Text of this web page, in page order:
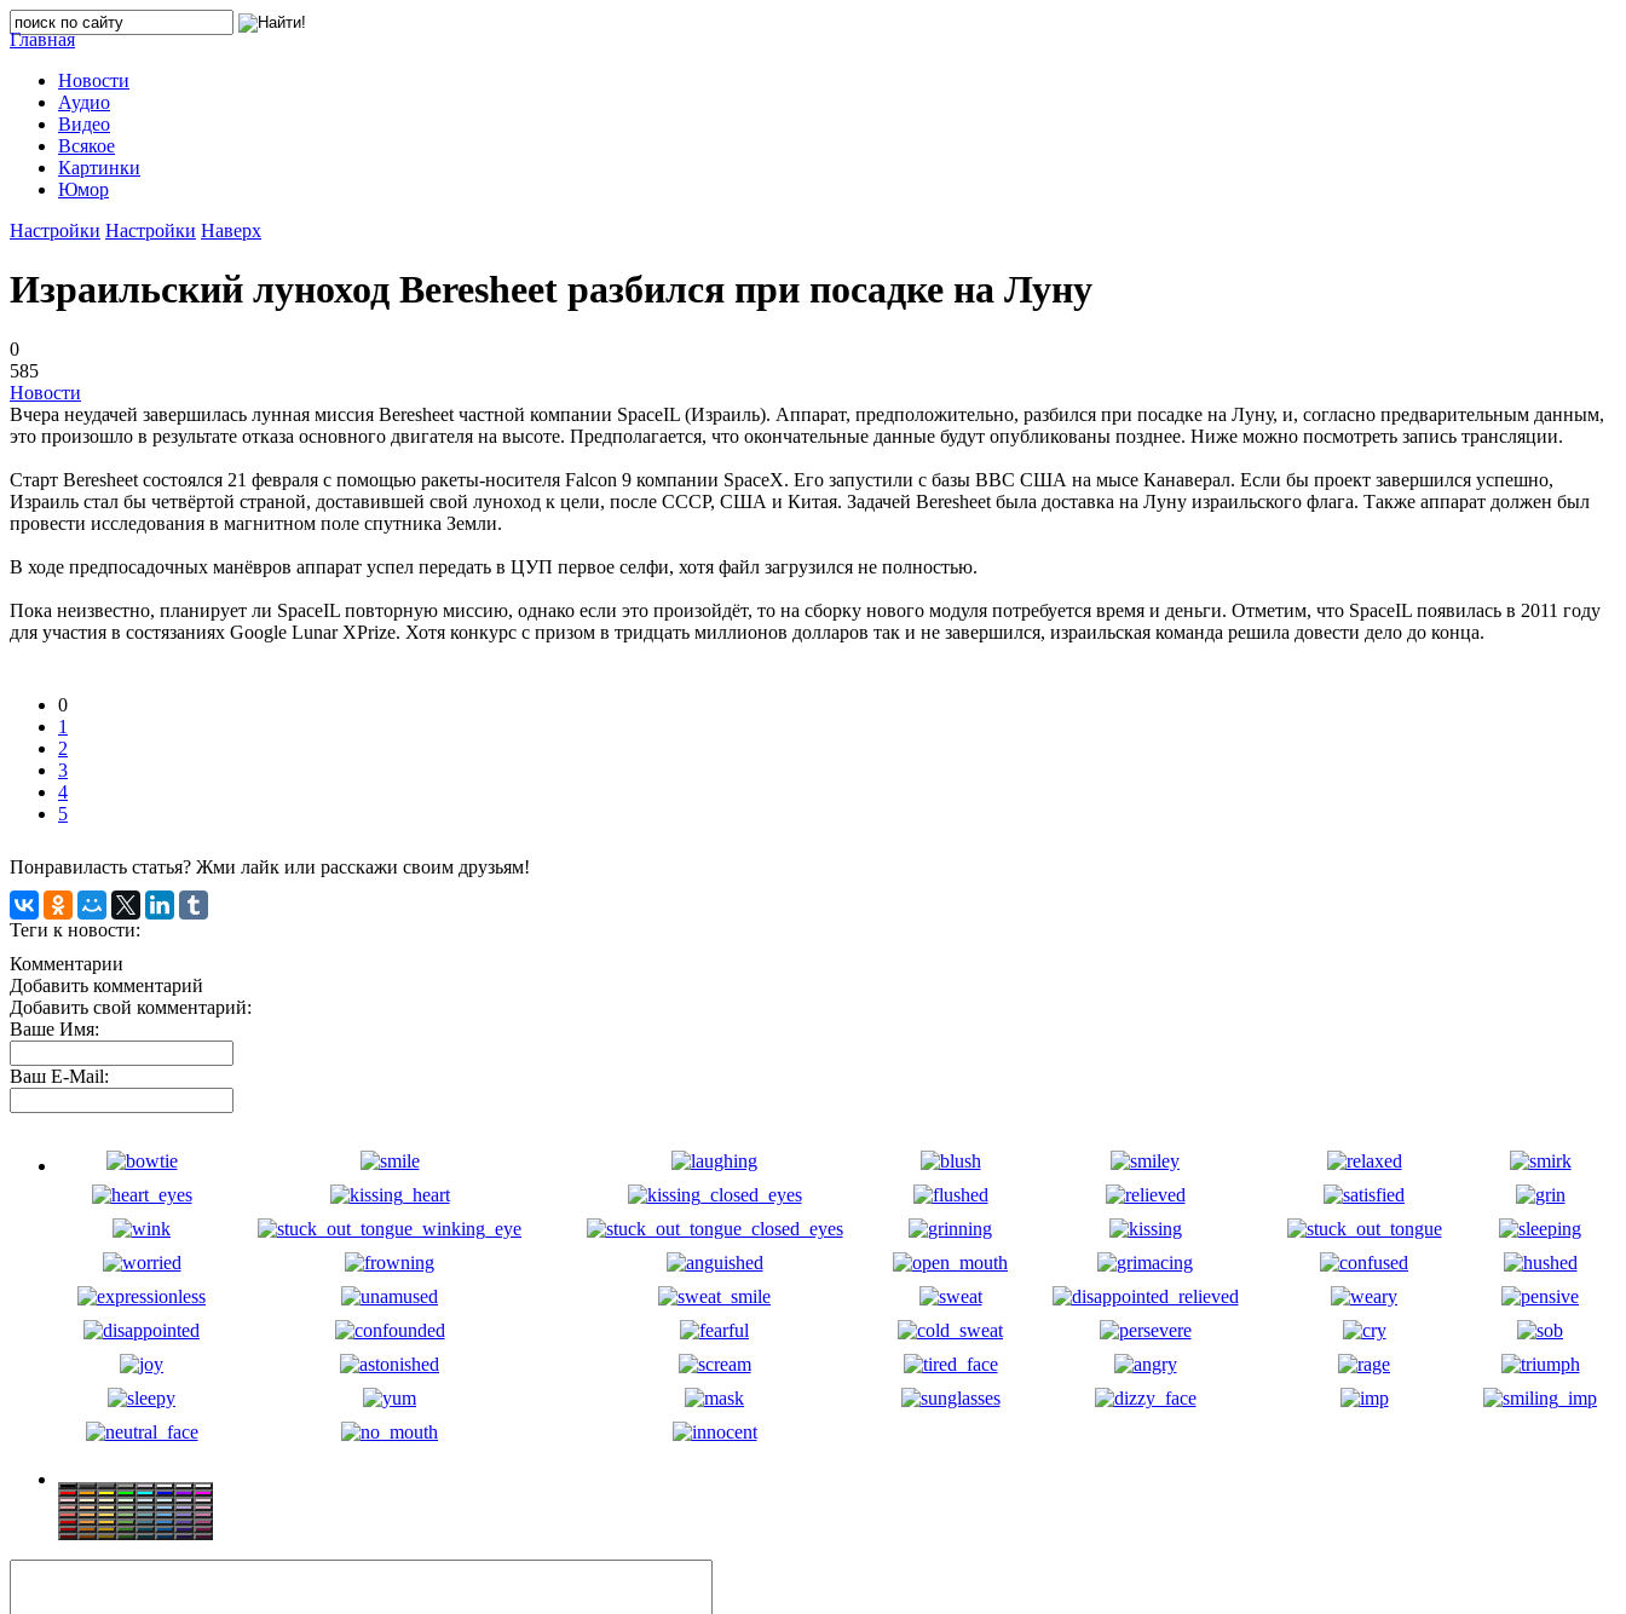
Главная
Новости
Аудио
Видео
Всякое
Картинки
Юмор
Настройки Настройки Наверх
Израильский луноход Beresheet разбился при посадке на Луну
0
585
Новости
Вчера неудачей завершилась лунная миссия Beresheet частной компании SpaceIL (Израиль). Аппарат, предположительно, разбился при посадке на Луну, и, согласно предварительным данным,
это произошло в результате отказа основного двигателя на высоте. Предполагается, что окончательные данные будут опубликованы позднее. Ниже можно посмотреть запись трансляции.
Старт Beresheet состоялся 21 февраля с помощью ракеты-носителя Falcon 9 компании SpaceX. Его запустили с базы ВВС США на мысе Канаверал. Если бы проект завершился успешно,
Израиль стал бы четвёртой страной, доставившей свой луноход к цели, после СССР, США и Китая. Задачей Beresheet была доставка на Луну израильского флага. Также аппарат должен был
провести исследования в магнитном поле спутника Земли.
В ходе предпосадочных манёвров аппарат успел передать в ЦУП первое селфи, хотя файл загрузился не полностью.
Пока неизвестно, планирует ли SpaceIL повторную миссию, однако если это произойдёт, то на сборку нового модуля потребуется время и деньги. Отметим, что SpaceIL появилась в 2011 году
для участия в состязаниях Google Lunar XPrize. Хотя конкурс с призом в тридцать миллионов долларов так и не завершился, израильская команда решила довести дело до конца.
0
1
2
3
4
5
Понравиласть статья? Жми лайк или расскажи своим друзьям!
Теги к новости:
Комментарии
Добавить комментарий
Добавить свой комментарий:
Ваше Имя:
Ваш E-Mail: